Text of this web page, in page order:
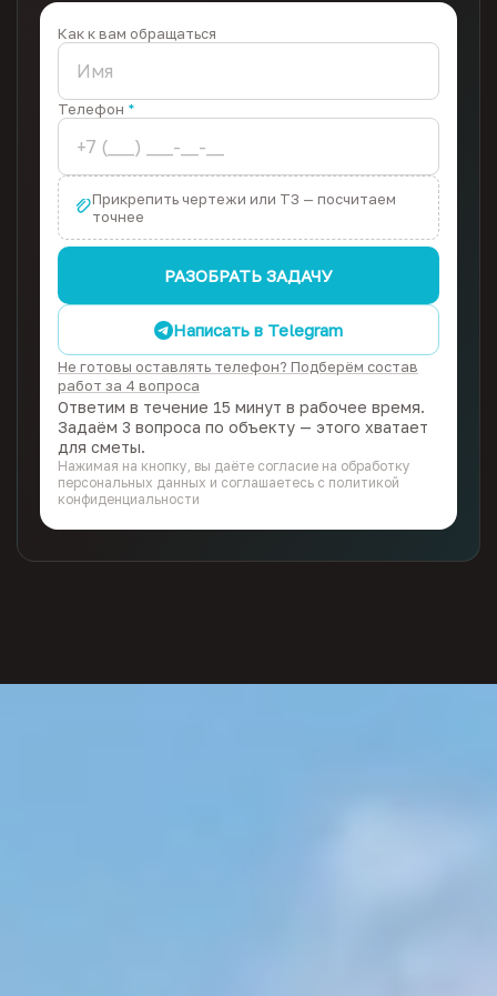
Как к вам обращаться
Телефон *
Прикрепить чертежи или ТЗ — посчитаем
точнее
РАЗОБРАТЬ ЗАДАЧУ
Написать в Telegram
Не готовы оставлять телефон? Подберём состав
работ за 4 вопроса
Ответим в течение 15 минут в рабочее время.
Задаём 3 вопроса по объекту — этого хватает
для сметы.
Нажимая на кнопку, вы даёте согласие на обработку
персональных данных и соглашаетесь с политикой
конфиденциальности